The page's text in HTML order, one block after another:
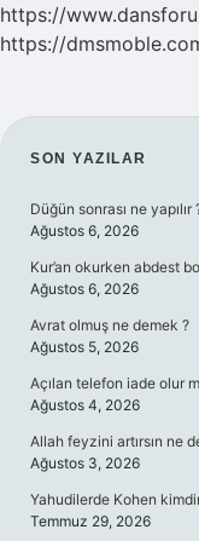
https://
https://
SON YAZILAR
Düğün sonrası ne yapılır
Ağustos 6, 2026
Kur’an okurken abdest
Ağustos 6, 2026
Avrat olmuş ne demek ?
Ağustos 5, 2026
Açılan telefon iade olur
Ağustos 4, 2026
Allah feyzini artırsın ne
Ağustos 3, 2026
Yahudilerde Kohen
Temmuz 29, 2026